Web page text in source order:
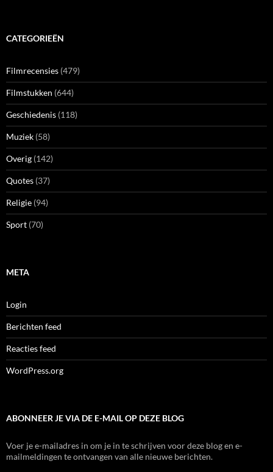
CATEGORIEËN
Filmrecensies (479)
Filmstukken (644)
Geschiedenis (118)
Muziek (58)
Overig (142)
Quotes (37)
Religie (94)
Sport (70)
META
Login
Berichten feed
Reacties feed
WordPress.org
ABONNEER JE VIA DE E-MAIL OP DEZE BLOG
Voer je e-mailadres in om je in te schrijven voor deze blog en e-
mailmeldingen te ontvangen van alle nieuwe berichten.